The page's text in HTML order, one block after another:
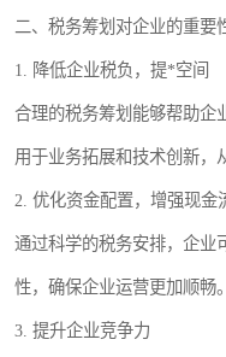
二、税务筹划对企业的重要
1. 降低企业税负，提*空间
合理的税务筹划能够帮助企
用于业务拓展和技术创新，
2. 优化资金配置，增强现金
通过科学的税务安排，企业
性，确保企业运营更加顺畅。
3. 提升企业竞争力